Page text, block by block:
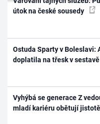
útok na české sousedy
Ostuda Sparty v Boleslavi:
doplatila na třesk v sestavě
Vyhýbá se generace Z
mladí kariéru obětují jistotě